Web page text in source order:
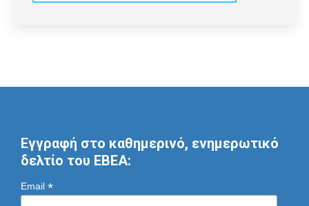
Εγγραφή στο καθημερινό, ενημερωτικό
δελτίο του ΕΒΕΑ:
Email *